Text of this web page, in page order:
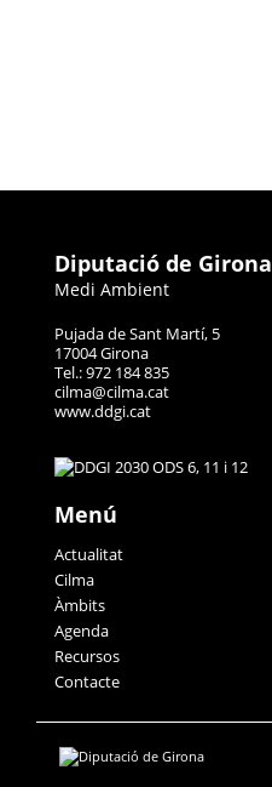
Diputació de Girona
Medi Ambient
Pujada de Sant Martí, 5
17004 Girona
Tel.: 972 184 835
cilma@cilma.cat
www.ddgi.cat
Menú
Actualitat
Cilma
Àmbits
Agenda
Recursos
Contacte